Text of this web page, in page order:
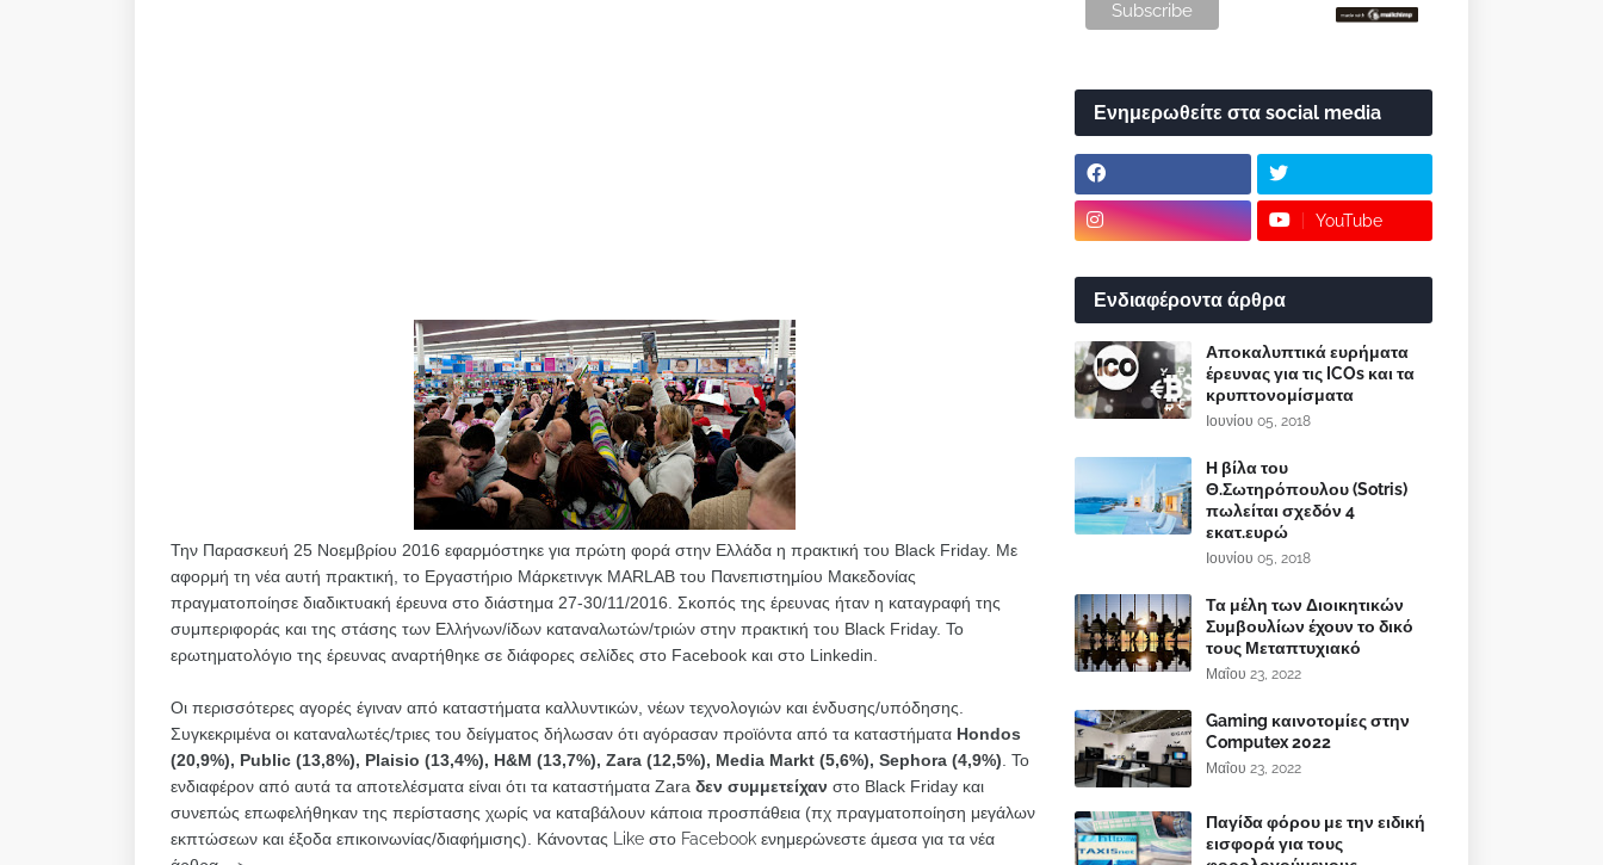
Την Παρασκευή 25 Νοεμβρίου 2016 εφαρμόστηκε για πρώτη φορά στην Ελλάδα η πρακτική του Black Friday. Με
αφορμή τη νέα αυτή πρακτική, το Εργαστήριο Μάρκετινγκ MARLAB του Πανεπιστημίου Μακεδονίας
πραγματοποίησε διαδικτυακή έρευνα στο διάστημα 27-30/11/2016. Σκοπός της έρευνας ήταν η καταγραφή της
συμπεριφοράς και της στάσης των Ελλήνων/ίδων καταναλωτών/τριών στην πρακτική του Black Friday. Το
ερωτηματολόγιο της έρευνας αναρτήθηκε σε διάφορες σελίδες στο Facebook και στο Linkedin.
Οι περισσότερες αγορές έγιναν από καταστήματα καλλυντικών, νέων τεχνολογιών και ένδυσης/υπόδησης.
Συγκεκριμένα οι καταναλωτές/τριες του δείγματος δήλωσαν ότι αγόρασαν προϊόντα από τα καταστήματα Hondos
(20,9%), Public (13,8%), Plaisio (13,4%), H&M (13,7%), Zara (12,5%), Media Markt (5,6%), Sephora (4,9%) . Το
ενδιαφέρον από αυτά τα αποτελέσματα είναι ότι τα καταστήματα Zara δεν συμμετείχαν στο Black Friday και
συνεπώς επωφελήθηκαν της περίστασης χωρίς να καταβάλουν κάποια προσπάθεια (πχ πραγματοποίηση μεγάλων
εκπτώσεων και έξοδα επικοινωνίας/διαφήμισης). Κάνοντας Like στο Facebook ενημερώνεστε άμεσα για τα νέα
Ενημερωθείτε στα social media
YouTube
Ενδιαφέροντα άρθρα
Αποκαλυπτικά ευρήματα
έρευνας για τις ICOs και τα
κρυπτονομίσματα
Ιουνίου 05, 2018
Η βίλα του
Θ.Σωτηρόπουλου (Sotris)
πωλείται σχεδόν 4
εκατ.ευρώ
Ιουνίου 05, 2018
Τα μέλη των Διοικητικών
Συμβουλίων έχουν το δικό
τους Μεταπτυχιακό
Μαΐου 23, 2022
Gaming καινοτομίες στην
Computex 2022
Μαΐου 23, 2022
Παγίδα φόρου με την ειδική
εισφορά για τους